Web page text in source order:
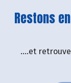
Restons
....et